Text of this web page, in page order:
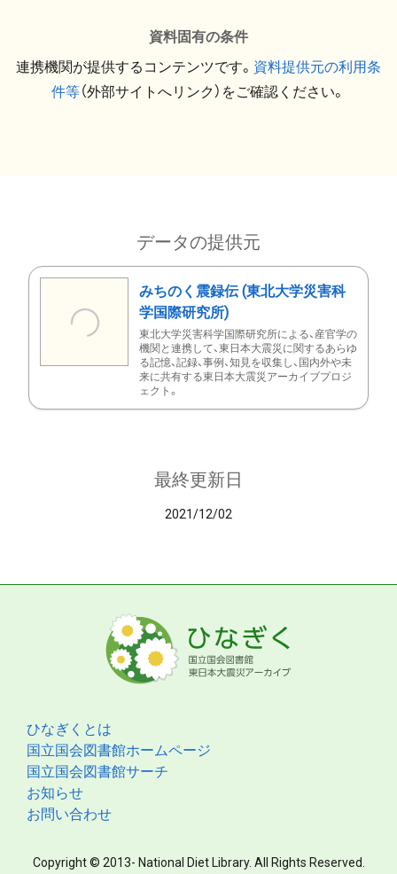
資料固有の条件
連携機関が提供するコンテンツです。 資料提供元の利用条
件等（外部サイトへリンク）をご確認ください。
データの提供元
みちのく震録伝 (東北大学災害科
学国際研究所)
東北大学災害科学国際研究所による、産官学の
機関と連携して、東日本大震災に関するあらゆ
る記憶、記録、事例、知見を収集し、国内外や未
来に共有する東日本大震災アーカイブプロジ
ェクト。
最終更新日
2021/12/02
ひなぎくとは
国立国会図書館ホームページ
国立国会図書館サーチ
お知らせ
お問い合わせ
Copyright © 2013- National Diet Library. All Rights Reserved.